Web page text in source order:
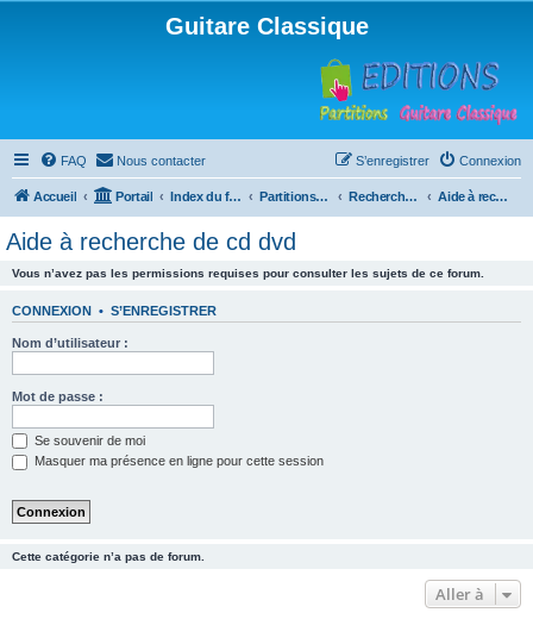
Guitare Classique
FAQ Nous contacter Connexion
S’enregistrer
Accueil Portail Index du forum Partitions pour guitare en libre téléchargement Recherche de ressources musicales Aide à recherche de cd dvd
Aide à recherche de cd dvd
Vous n’avez pas les permissions requises pour consulter les sujets de ce forum.
CONNEXION • S’ENREGISTRER
Nom d’utilisateur :
Mot de passe :
Se souvenir de moi
Masquer ma présence en ligne pour cette session
Cette catégorie n’a pas de forum.
Aller à